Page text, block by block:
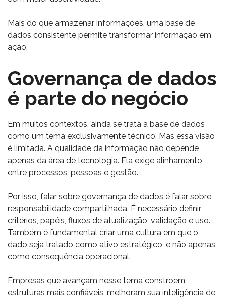
Mais do que armazenar informações, uma base de
dados consistente permite transformar informação em
ação.
Governança de dados
é parte do negócio
Em muitos contextos, ainda se trata a base de dados
como um tema exclusivamente técnico. Mas essa visão
é limitada. A qualidade da informação não depende
apenas da área de tecnologia. Ela exige alinhamento
entre processos, pessoas e gestão.
Por isso, falar sobre governança de dados é falar sobre
responsabilidade compartilhada. É necessário definir
critérios, papéis, fluxos de atualização, validação e uso.
Também é fundamental criar uma cultura em que o
dado seja tratado como ativo estratégico, e não apenas
como consequência operacional.
Empresas que avançam nesse tema constroem
estruturas mais confiáveis, melhoram sua inteligência de